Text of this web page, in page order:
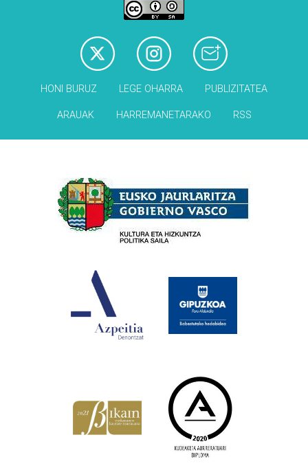
HONI BURUZ LEGE OHARRA PUBLIZITATEA
ARAUAK HARREMANETARAKO RSS